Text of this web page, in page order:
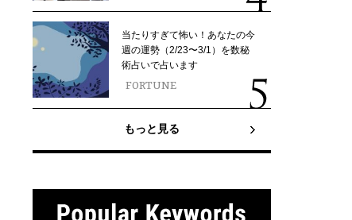
当たりすぎて怖い！あなたの今
週の運勢（2/23〜3/1）を数秘
術占いで占います
FORTUNE
もっと見る